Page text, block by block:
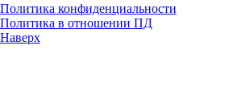
Политика конфиденциальности
Политика в отношении ПД
Наверх